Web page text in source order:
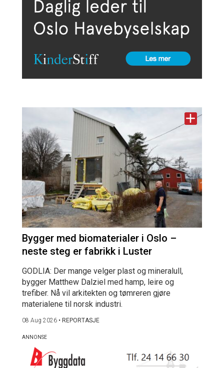
Bygger med biomaterialer i Oslo –
neste steg er fabrikk i Luster
GODLIA: Der mange velger plast og mineralull,
bygger Matthew Dalziel med hamp, leire og
trefiber. Nå vil arkitekten og tømreren gjøre
materialene til norsk industri.
08 Aug 2026 • REPORTASJE